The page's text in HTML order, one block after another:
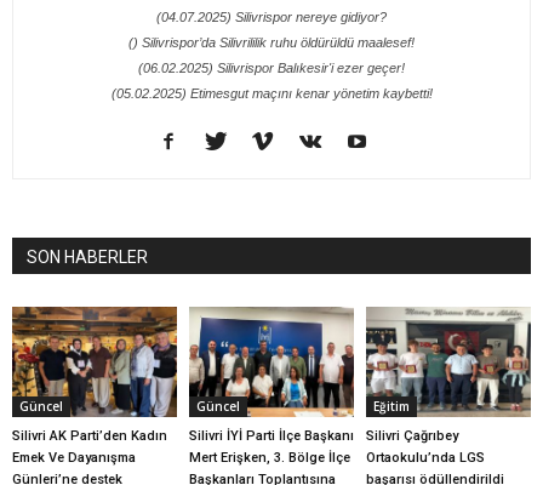
(04.07.2025) Silivrispor nereye gidiyor?
() Silivrispor’da Silivrililik ruhu öldürüldü maalesef!
(06.02.2025) Silivrispor Balıkesir'i ezer geçer!
(05.02.2025) Etimesgut maçını kenar yönetim kaybetti!
SON HABERLER
Güncel
Silivri AK Parti’den Kadın
Emek Ve Dayanışma
Günleri’ne destek
Güncel
Silivri İYİ Parti İlçe Başkanı
Mert Erişken, 3. Bölge İlçe
Başkanları Toplantısına
Eğitim
Silivri Çağrıbey
Ortaokulu’nda LGS
başarısı ödüllendirildi